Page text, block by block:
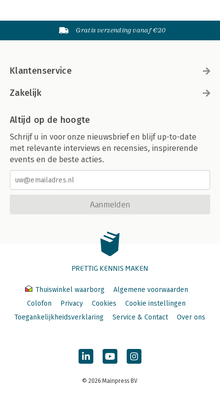
Gratis verzending vanaf €20
Klantenservice
Zakelijk
Altijd op de hoogte
Schrijf u in voor onze nieuwsbrief en blijf up-to-date
met relevante interviews en recensies, inspirerende
events en de beste acties.
Aanmelden
PRETTIG KENNIS MAKEN
Thuiswinkel waarborg
Algemene voorwaarden
Colofon
Privacy Cookies
Cookie instellingen
Toegankelijkheidsverklaring
Service & Contact Over ons
© 2026 Mainpress BV